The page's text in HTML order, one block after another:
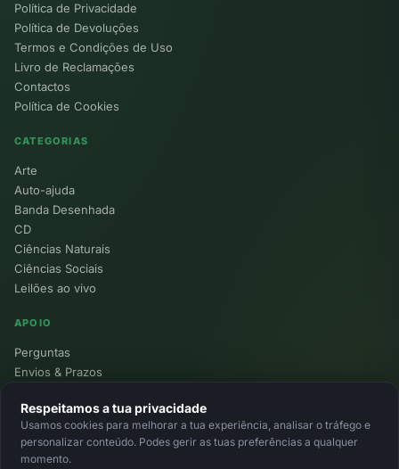
Política de Privacidade
Política de Devoluções
Termos e Condições de Uso
Livro de Reclamações
Contactos
Política de Cookies
CATEGORIAS
Arte
Auto-ajuda
Banda Desenhada
CD
Ciências Naturais
Ciências Sociais
Leilões ao vivo
APOIO
Perguntas
Envios & Prazos
Devoluções
Minha Conta
Respeitamos a tua privacidade
Usamos cookies para melhorar a tua experiência, analisar o tráfego e
personalizar conteúdo. Podes gerir as tuas preferências a qualquer
momento.